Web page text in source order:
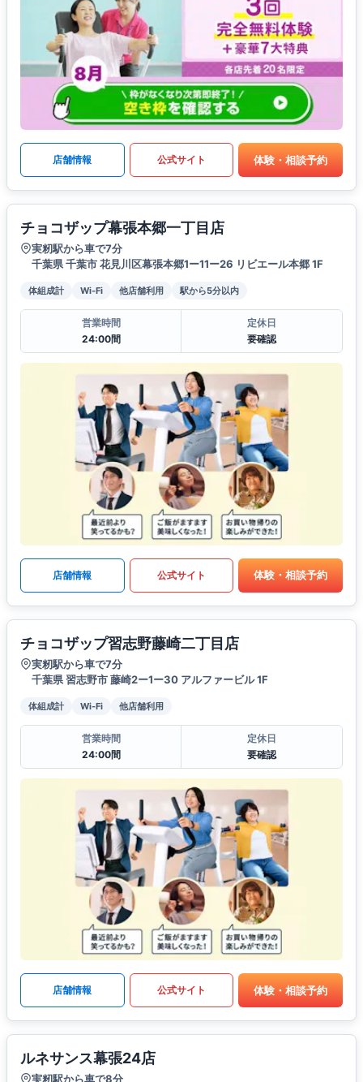
店舗情報 公式サイト 体験・相談予約
チョコザップ幕張本郷一丁目店
実籾駅から車で7分
千葉県 千葉市 花見川区幕張本郷1ー11ー26 リビエール本郷 1F
体組成計 Wi-Fi 他店舗利用 駅から5分以内
営業時間
24:00間
定休日
要確認
店舗情報 公式サイト 体験・相談予約
チョコザップ習志野藤崎二丁目店
実籾駅から車で7分
千葉県 習志野市 藤崎2ー1ー30 アルファービル 1F
体組成計 Wi-Fi 他店舗利用
営業時間
24:00間
定休日
要確認
店舗情報 公式サイト 体験・相談予約
ルネサンス幕張24店
実籾駅から車で8分